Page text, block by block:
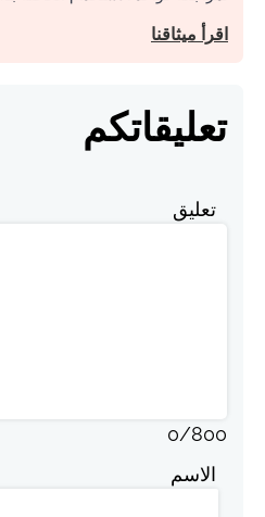
اقرأ ميثاقنا
تعليقاتكم
تعليق
0/800
الاسم